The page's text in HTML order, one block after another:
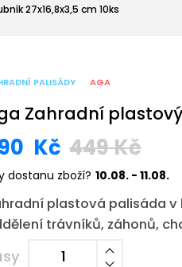
27x16,8x3,5 cm 10ks
PALISÁDY AGA
Zahradní plastový
Kč 449Kč
dostanu zboží? 10.08. - 11.08.
plastová palisáda
trávníků, záhonů,